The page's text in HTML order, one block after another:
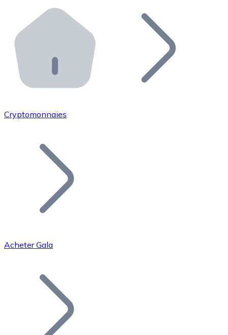
Distributeurs automatiques Bitnovo
Intégrez un ATM Bitnovo dans votre entreprise et
API Bitnovo
Intégrez notre API dans votre écosystème.
Rejoignez notre réseau de distributeurs et
Ajoutez le token de votre projet à notre service
Bitcoin
Cryptomonnaies
Acheter Gala